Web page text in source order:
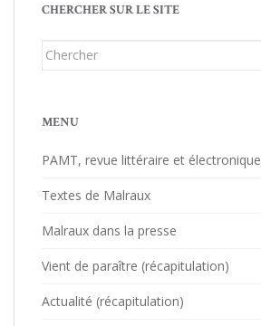
CHERCHER SUR LE SITE
Chercher...
MENU
PAMT, revue littéraire et électronique
Textes de Malraux
Malraux dans la presse
Vient de paraître (récapitulation)
Actualité (récapitulation)